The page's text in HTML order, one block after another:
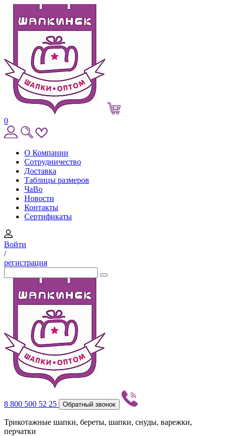
0
О Компании
Сотрудничество
Доставка
Таблицы размеров
ЧаВо
Новости
Контакты
Сертификаты
Войти
/
регистрация
8 800 500 52 25 Обратный звонок
Трикотажные шапки, береты, шапки, снуды, варежки,
перчатки